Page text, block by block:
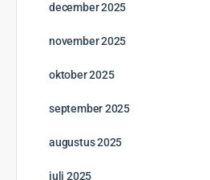
december 2025
november 2025
oktober 2025
september 2025
augustus 2025
juli 2025